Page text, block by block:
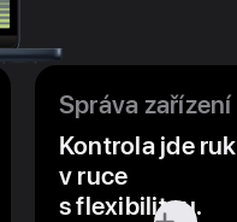
Správa zařízení
Kontrola jde
v ruce
s flexibilitou.